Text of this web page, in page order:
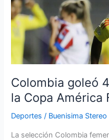
Colombia goleó
la Copa América
Deportes / Buenisima Stereo
La selección Colombia
4-
1
a
Paraguay
la
Copa
América
Femenina